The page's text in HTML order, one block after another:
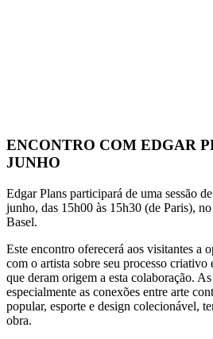
ENCONTRO COM EDGAR
JUNHO
Edgar Plans participará de uma sessão
junho, das 15h00 às 15h30 (de Paris),
Basel.
Este encontro oferecerá aos visitantes a
com o artista sobre seu processo criativo
que deram origem a esta colaboração.
especialmente as conexões entre arte
popular, esporte e design colecionável,
obra.